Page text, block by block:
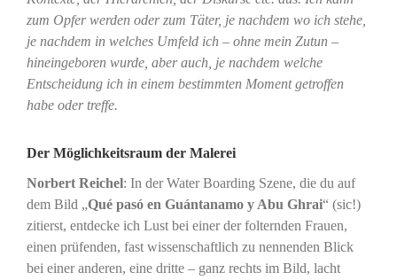
zum Opfer werden oder zum Täter, je nachdem wo ich stehe,
je nachdem in welches Umfeld ich – ohne mein Zutun –
hineingeboren wurde, aber auch, je nachdem welche
Entscheidung ich in einem bestimmten Moment getroffen
habe oder treffe.
Der Möglichkeitsraum der Malerei
Norbert Reichel: In der Water Boarding Szene, die du auf
dem Bild „Qué pasó en Guántanamo y Abu Ghrai“ (sic!)
zitierst, entdecke ich Lust bei einer der folternden Frauen,
einen prüfenden, fast wissenschaftlich zu nennenden Blick
bei einer anderen, eine dritte – ganz rechts im Bild, lacht